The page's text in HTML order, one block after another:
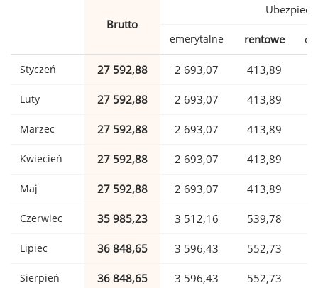
Brutto
emerytalne rentowe
Styczeń 27 592,88 2 693,07 413,89
Luty 27 592,88 2 693,07 413,89
Marzec 27 592,88 2 693,07 413,89
Kwiecień 27 592,88 2 693,07 413,89
Maj 27 592,88 2 693,07 413,89
Czerwiec 35 985,23 3 512,16 539,78
Lipiec 36 848,65 3 596,43 552,73
Sierpień 36 848,65 3 596,43 552,73